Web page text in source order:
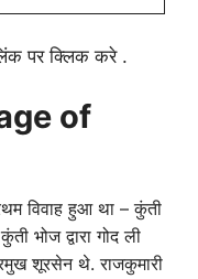
पर क्लिक करे .
of
विवाह हुआ था – कुंती
भोज द्वारा गोद ली
शूरसेन थे. राजकुमारी